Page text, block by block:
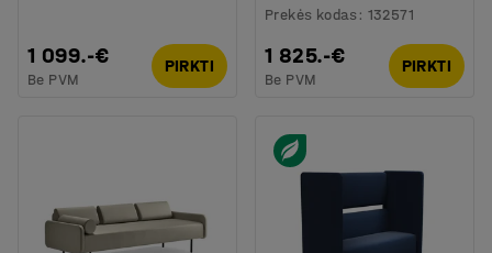
1 099.-€
Be PVM
PIRKTI
Prekės kodas : 132571
1 825.-€
Be PVM
PIRKTI